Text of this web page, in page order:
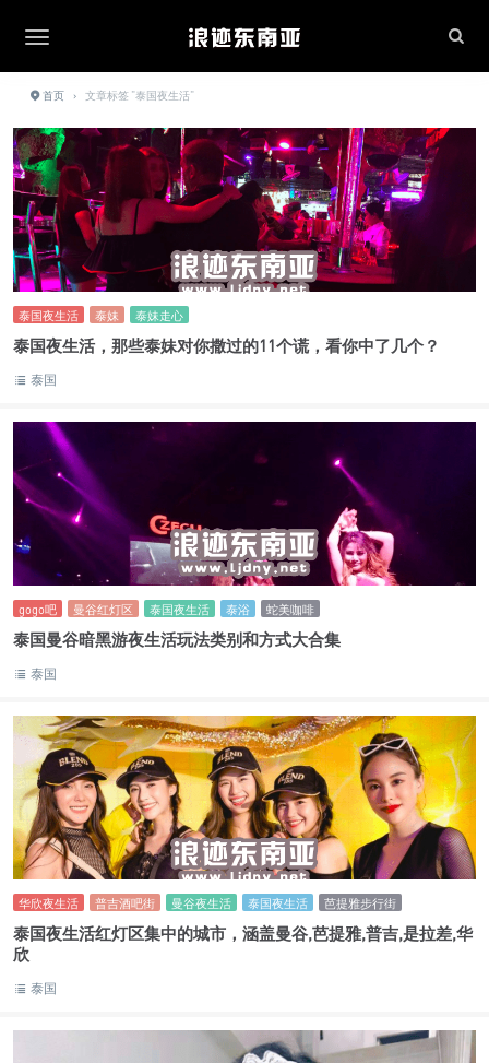
首页 › 文章标签 "泰国夜生活"
泰国夜生活 泰妹 泰妹走心
泰国夜生活，那些泰妹对你撒过的11个谎，看你中了几个？
泰国
gogo吧 曼谷红灯区 泰国夜生活 泰浴 蛇美咖啡
泰国曼谷暗黑游夜生活玩法类别和方式大合集
泰国
华欣夜生活 普吉酒吧街 曼谷夜生活 泰国夜生活 芭提雅步行街
泰国夜生活红灯区集中的城市，涵盖曼谷,芭提雅,普吉,是拉差,华
欣
泰国